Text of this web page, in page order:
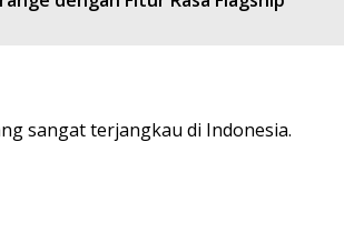
sangat terjangkau di Indonesia.